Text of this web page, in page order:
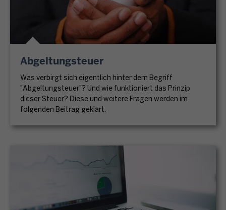
Abgeltungsteuer
Was verbirgt sich eigentlich hinter dem Begriff
"Abgeltungsteuer"? Und wie funktioniert das Prinzip
dieser Steuer? Diese und weitere Fragen werden im
folgenden Beitrag geklärt.